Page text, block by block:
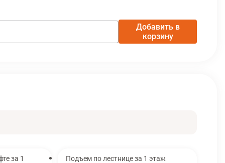
Добавить в
корзину
1
Подъем по лестнице за 1 этаж